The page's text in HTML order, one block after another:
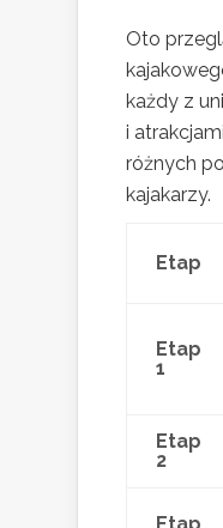
Oto
każdy z
i
różnych
kajakarzy.
Etap
Etap
1
Etap
2
Etap